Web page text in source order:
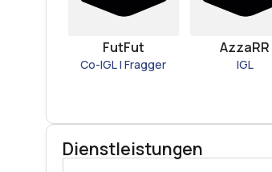
FutFut
Co-IGL | Fragger
AzzaRR
IGL
Dienstleistungen